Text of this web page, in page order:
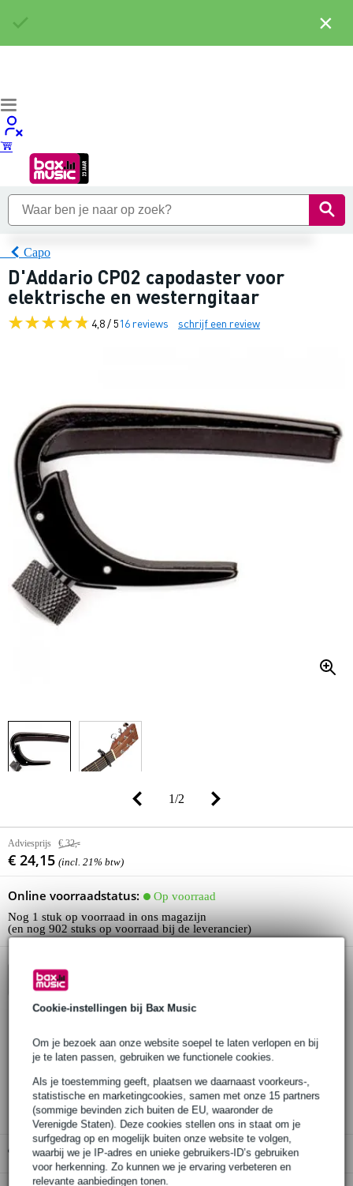
Cookie-instellingen bij Bax Music
Om je bezoek aan onze website soepel te laten verlopen en bij
je te laten passen, gebruiken we functionele cookies.
Als je toestemming geeft, plaatsen we daarnaast voorkeurs-,
statistische en marketingcookies, samen met onze 15 partners
(sommige bevinden zich buiten de EU, waaronder de
Verenigde Staten). Deze cookies stellen ons in staat om je
surfgedrag op en mogelijk buiten onze website te volgen,
waarbij we je IP-adres en unieke gebruikers-ID’s gebruiken
voor herkenning. Zo kunnen we je ervaring verbeteren en
relevante aanbiedingen tonen.
Capo
D'Addario CP02 capodaster voor
elektrische en westerngitaar
4,8 / 516 reviews schrijf een review
1/2
Adviesprijs € 32,-
€ 24,15 (incl. 21% btw)
Online voorraadstatus:
Op voorraad
Nog 1 stuk op voorraad in ons magazijn
(en nog 902 stuks op voorraad bij de leverancier)
Bestel voor 23:00 = morgen in huis
30 dagen 'niet goed geld terug' garantie
3 jaar Bax Music garantie
Gratis ophalen in de winkel
×